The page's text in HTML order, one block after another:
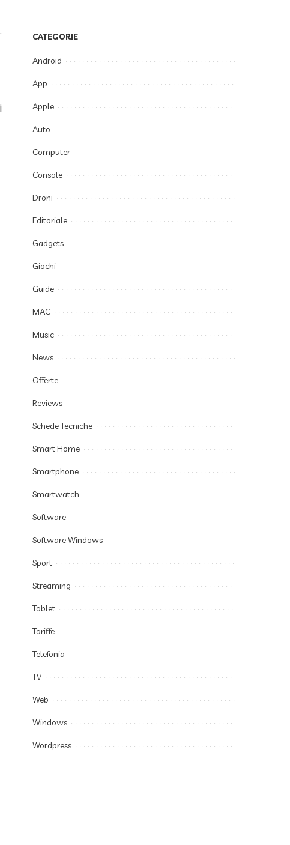
CATEGORIE
Android
App
Apple
Auto
Computer
Console
Droni
Editoriale
Gadgets
Giochi
Guide
MAC
Music
News
Offerte
Reviews
Schede Tecniche
Smart Home
Smartphone
Smartwatch
Software
Software Windows
Sport
Streaming
Tablet
Tariffe
Telefonia
TV
Web
Windows
Wordpress